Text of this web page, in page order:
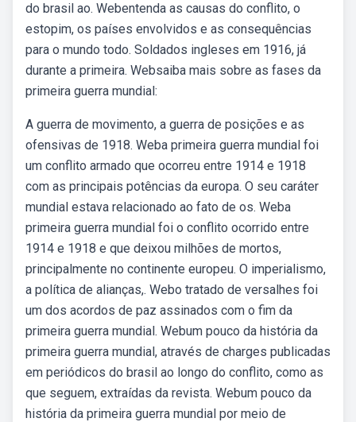
do brasil ao. Webentenda as causas do conflito, o
estopim, os países envolvidos e as consequências
para o mundo todo. Soldados ingleses em 1916, já
durante a primeira. Websaiba mais sobre as fases da
primeira guerra mundial:
A guerra de movimento, a guerra de posições e as
ofensivas de 1918. Weba primeira guerra mundial foi
um conflito armado que ocorreu entre 1914 e 1918
com as principais potências da europa. O seu caráter
mundial estava relacionado ao fato de os. Weba
primeira guerra mundial foi o conflito ocorrido entre
1914 e 1918 e que deixou milhões de mortos,
principalmente no continente europeu. O imperialismo,
a política de alianças,. Webo tratado de versalhes foi
um dos acordos de paz assinados com o fim da
primeira guerra mundial. Webum pouco da história da
primeira guerra mundial, através de charges publicadas
em periódicos do brasil ao longo do conflito, como as
que seguem, extraídas da revista. Webum pouco da
história da primeira guerra mundial por meio de